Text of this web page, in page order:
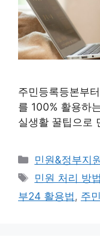
주민등록등본부
를 100% 활용하
실생활 꿀팁으로
카
테
리
민원&정부지
태
그
민원 처리 방법
부24 활용법 , 주